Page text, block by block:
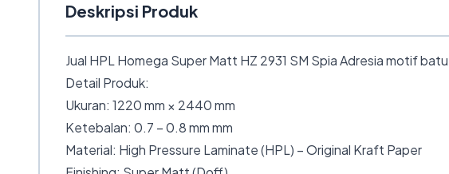
Deskripsi Produk
Jual HPL Homega Super Matt HZ 2931 SM Spia Adresia motif
Detail Produk:
Ukuran: 1220 mm × 2440 mm
Ketebalan: 0.7 – 0.8 mm mm
Material: High Pressure Laminate (HPL) – Original Kraft Paper